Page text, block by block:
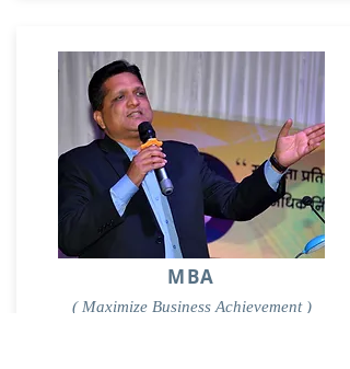
MBA
( Maximize Business Achievement )